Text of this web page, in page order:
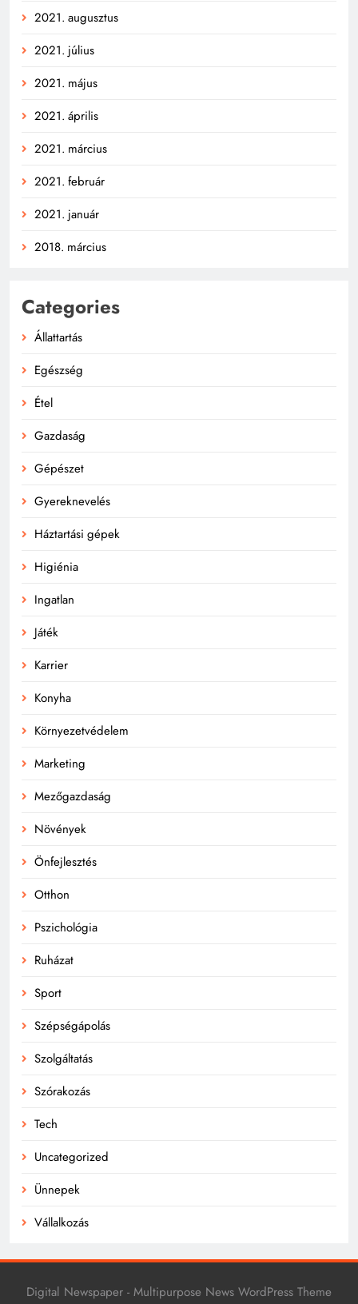
2021. augusztus
2021. július
2021. május
2021. április
2021. március
2021. február
2021. január
2018. március
Categories
Állattartás
Egészség
Étel
Gazdaság
Gépészet
Gyereknevelés
Háztartási gépek
Higiénia
Ingatlan
Játék
Karrier
Konyha
Környezetvédelem
Marketing
Mezőgazdaság
Növények
Önfejlesztés
Otthon
Pszichológia
Ruházat
Sport
Szépségápolás
Szolgáltatás
Szórakozás
Tech
Uncategorized
Ünnepek
Vállalkozás
Digital Newspaper - Multipurpose News WordPress Theme